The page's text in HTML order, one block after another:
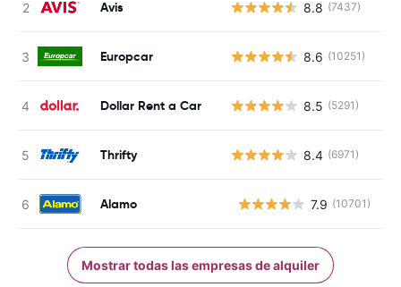
Avis 8.8 (7437)
Europcar 8.6 (10251)
Dollar Rent a Car 8.5 (5291)
Thrifty 8.4 (6971)
Alamo 7.9 (10701)
Mostrar todas las empresas de alquiler